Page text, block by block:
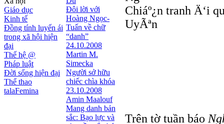
Giáo dục
Kinh tế
Đồng tính luyến ái
trong xã hội hiện
đại
Thế hệ @
Pháp luật
Đời sống hiện đại
Thể thao
talaFemina
Đôi lời với
Hoàng Ngọc-
Tuấn về chữ
“danh”
24.10.2008
Martin M.
Simecka
Người sở hữu
chiếc chìa khóa
23.10.2008
Amin Maalouf
Mang danh bản
sắc: Bạo lực và
Chiáº¿n tranh Ä‘i
UyÃªn
Trên tờ tuần báo